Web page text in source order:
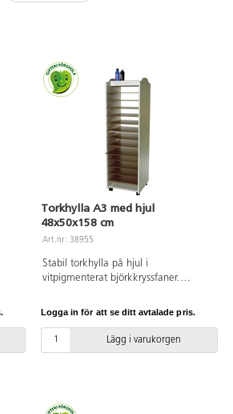
Torkhylla A3 med hjul
48x50x158 cm
Art.nr: 38955
Stabil torkhylla på hjul i
vitpigmenterat björkkryssfaner.
Mobila enheter ger en ökad
rummets möblering. Vi vill dock göra
er uppmärksamma på att hyllor och
tunga föremål högt upp på hyllan. Låt
Logga in för att se ditt avtalade pris.
Lägg i varukorgen